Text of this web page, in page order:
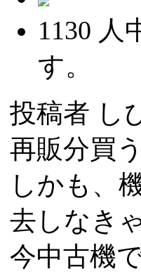
1130 人
す。
投稿者 し
再販分買
しかも、
去しなき
今中古機